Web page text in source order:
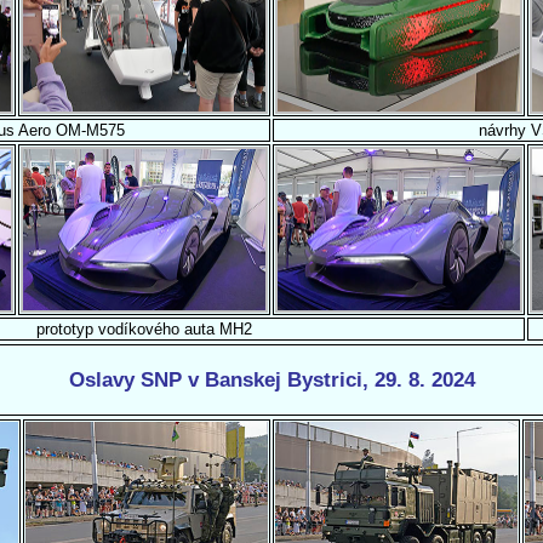
Aero OM-M575 návrhy
prototyp vodíkového auta MH2
Oslavy SNP v Banskej Bystrici, 29. 8. 2024